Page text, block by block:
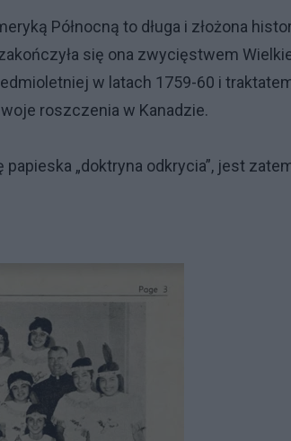
Północną to długa i złożona
się ona zwycięstwem
w latach 1759-60 i
roszczenia w Kanadzie.
„doktryna odkrycia”, jest